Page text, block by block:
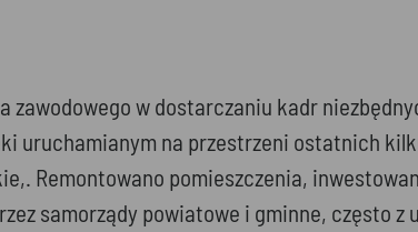
w dostarczaniu kadr
uruchamianym na przestrzeni ostatnich
Remontowano pomieszczenia,
samorządy powiatowe i gminne, często